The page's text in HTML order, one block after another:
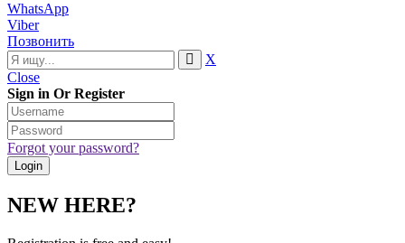
WhatsApp
Viber
Позвонить
X
Close
Sign in Or Register
Forgot your password?
NEW HERE?